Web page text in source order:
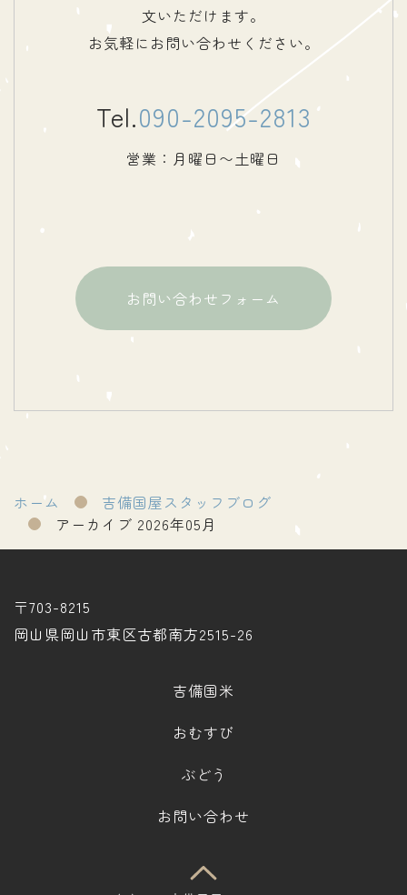
文いただけます。
お気軽にお問い合わせください。
Tel.090-2095-2813
営業：月曜日〜土曜日
お問い合わせフォーム
ホーム
吉備国屋スタッフブログ
アーカイブ 2026年05月
〒703-8215
岡山県岡山市東区古都南方2515-26
吉備国米
おむすび
ぶどう
お問い合わせ